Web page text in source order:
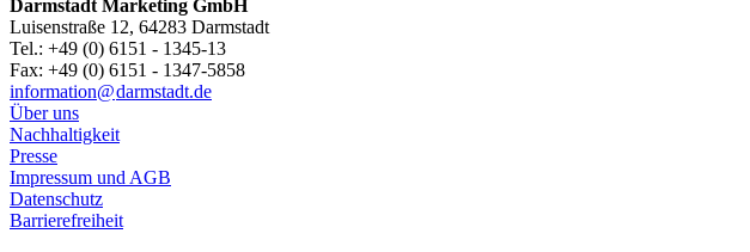
Darmstadt Marketing GmbH
Luisenstraße 12, 64283 Darmstadt
Tel.: +49 (0) 6151 - 1345-13
Fax: +49 (0) 6151 - 1347-5858
information@darmstadt.de
Über uns
Nachhaltigkeit
Presse
Impressum und AGB
Datenschutz
Barrierefreiheit